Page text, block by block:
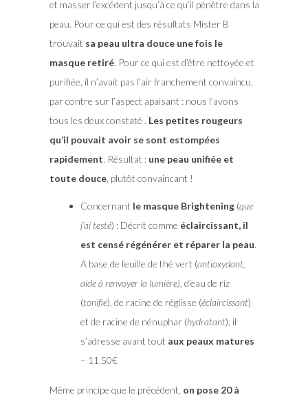
et masser l’excédent jusqu’à ce qu’il pénètre dans la
peau. Pour ce qui est des résultats Mister B
trouvait sa peau ultra douce une fois le
masque retiré. Pour ce qui est d’être nettoyée et
purifiée, il n’avait pas l’air franchement convaincu,
par contre sur l’aspect apaisant : nous l’avons
tous les deux constaté . Les petites rougeurs
qu’il pouvait avoir se sont estompées
rapidement. Résultat : une peau unifiée et
toute douce, plutôt convaincant !
Concernant le masque Brightening(que
j’ai testé) : Décrit comme éclaircissant, il
est censé régénérer et réparer la peau.
A base de feuille de thé vert (antioxydant,
aide à renvoyer la lumière), d’eau de riz
(tonifie), de racine de réglisse (éclaircissant)
et de racine de nénuphar (hydratant), il
s’adresse avant tout aux peaux matures
– 11,50€
Même principe que le précédent, on pose 20 à